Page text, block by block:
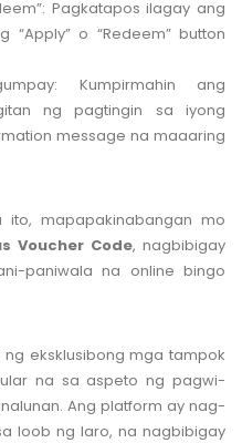
Pagkatapos ilagay ang
o “Redeem” button
Kumpirmahin ang
ng pagtingin sa iyong
message na maaaring
mapapakinabangan mo
Voucher Code, nagbibigay
paniwala na online bingo
eksklusibong mga tampok
na sa aspeto ng pagwi-
Ang platform ay nag-
loob ng laro, na nagbibigay